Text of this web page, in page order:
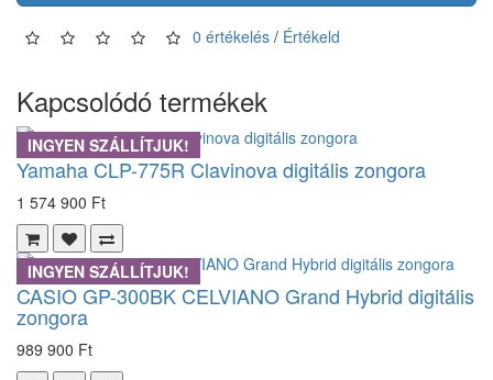
0 értékelés / Értékeld
Kapcsolódó termékek
INGYEN SZÁLLÍTJUK!
Yamaha CLP-775R Clavinova digitális zongora
1 574 900 Ft
INGYEN SZÁLLÍTJUK!
CASIO GP-300BK CELVIANO Grand Hybrid digitális
zongora
989 900 Ft